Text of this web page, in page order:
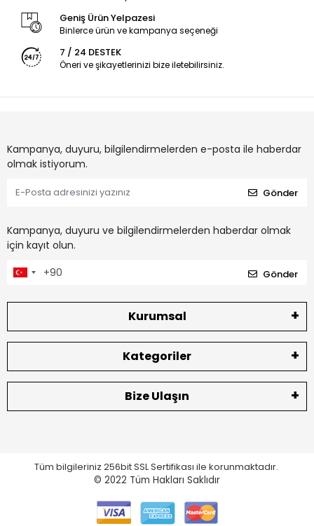
Geniş Ürün Yelpazesi
Binlerce ürün ve kampanya seçeneği
7 / 24 DESTEK
Öneri ve şikayetlerinizi bize iletebilirsiniz.
Kampanya, duyuru, bilgilendirmelerden e-posta ile haberdar
olmak istiyorum.
Gönder
Kampanya, duyuru ve bilgilendirmelerden haberdar olmak
için kayıt olun.
Gönder
Kurumsal
Kategoriler
Bize Ulaşın
Tüm bilgileriniz 256bit SSL Sertifikası ile korunmaktadır.
© 2022 Tüm Hakları Saklıdır